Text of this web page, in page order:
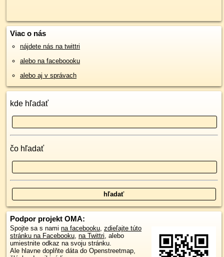
Viac o nás
nájdete nás na twittri
alebo na faceboooku
alebo aj v správach
kde hľadať
čo hľadať
Podpor projekt OMA:
Spojte sa s nami na facebooku, zdieľajte túto
stránku na Facebooku, na Twittri, alebo
umiestnite odkaz na svoju stránku.
Ale hlavne doplňte dáta do Openstreetmap,